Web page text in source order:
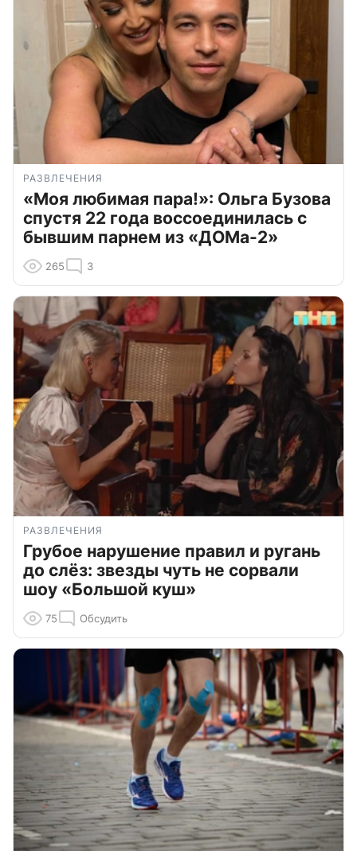
РАЗВЛЕЧЕНИЯ
«Моя любимая пара!»: Ольга Бузова
спустя 22 года воссоединилась с
бывшим парнем из «ДОМа-2»
265 3
РАЗВЛЕЧЕНИЯ
Грубое нарушение правил и ругань
до слёз: звезды чуть не сорвали
шоу «Большой куш»
75 Обсудить